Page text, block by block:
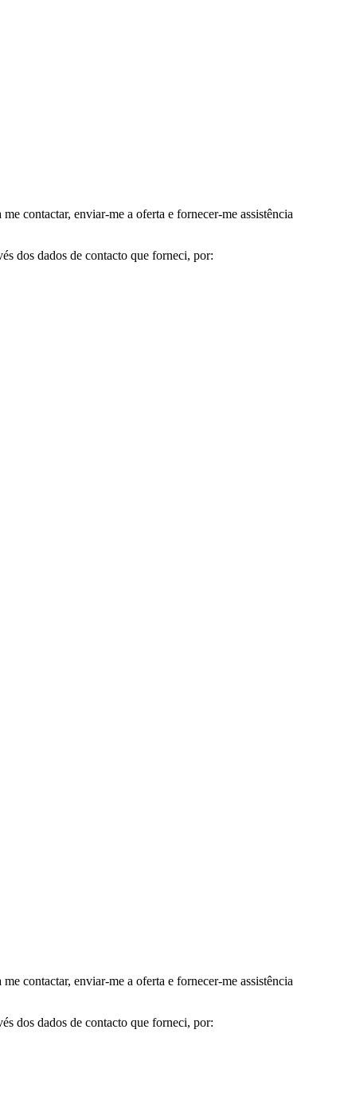
contactar, enviar-me a oferta e fornecer-me assistência
dos dados de contacto que forneci, por:
contactar, enviar-me a oferta e fornecer-me assistência
dos dados de contacto que forneci, por: